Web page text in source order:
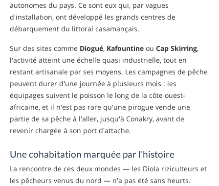
autonomes du pays. Ce sont eux qui, par vagues
d'installation, ont développé les grands centres de
débarquement du littoral casamançais.
Sur des sites comme Diogué, Kafountine ou Cap Skirring,
l'activité atteint une échelle quasi industrielle, tout en
restant artisanale par ses moyens. Les campagnes de pêche
peuvent durer d'une journée à plusieurs mois : les
équipages suivent le poisson le long de la côte ouest-
africaine, et il n'est pas rare qu'une pirogue vende une
partie de sa pêche à l'aller, jusqu'à Conakry, avant de
revenir chargée à son port d'attache.
Une cohabitation marquée par l'histoire
La rencontre de ces deux mondes — les Diola riziculteurs et
les pêcheurs venus du nord — n'a pas été sans heurts.